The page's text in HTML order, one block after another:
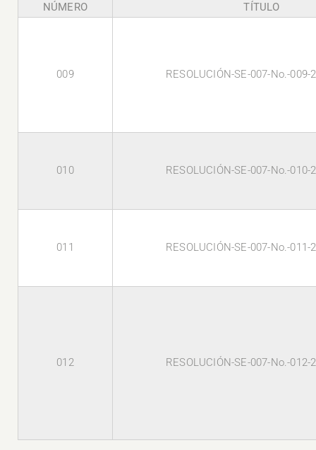
NÚMERO TÍTULO
009 RESOLUCIÓN-SE-007-No.-009-
010 RESOLUCIÓN-SE-007-No.-010-
011 RESOLUCIÓN-SE-007-No.-011-
012 RESOLUCIÓN-SE-007-No.-012-